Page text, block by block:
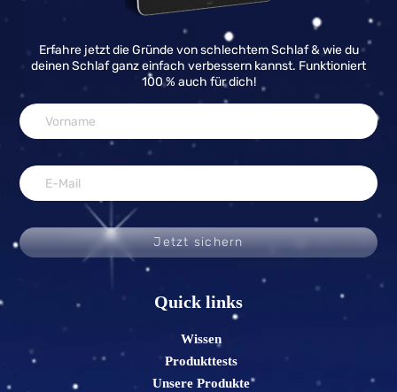
Erfahre jetzt die Gründe von schlechtem Schlaf & wie du
deinen Schlaf ganz einfach verbessern kannst. Funktioniert
100 % auch für dich!
Jetzt sichern
Quick links
Wissen
Produkttests
Unsere Produkte